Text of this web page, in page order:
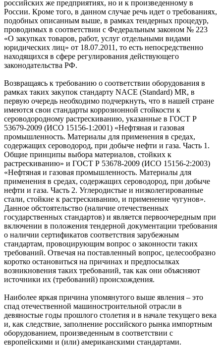
российских же предприятиях, но и к произведенному в
России. Кроме то­го, в данном случае речь идет о требованиях,
подобных описанным вы­ше, в рамках тендерных процедур,
проводимых в соответствии с Федеральным законом № 223
«О закупках товаров, работ, услуг отдельными видами
юридических лиц» от 18.07.2011, то есть непосредственно
находящихся в сфере регулирования действующего
законодательства РФ.
Возвращаясь к требованию о соответствии оборудования в
рамках таких закупок стандарту NACE (Standard) MR, в
первую очередь необходимо подчеркнуть, что в нашей стране
имеются свои стандарты коррозионной стойкости к
сероводородному растрескиванию, указанные в ГОСТ Р
53679-2009 (ИСО 15156-1:2001) «Нефтяная и газовая
промышленность. Материалы для применения в средах,
содержащих сероводород, при добыче нефти и газа. Часть 1.
Общие принципы выбора материалов, стойких к
растрескиванию» и ГОСТ Р 53678-2009 (ИСО 15156-2:2003)
«Нефтяная и газовая промышленность. Материалы для
применения в средах, содержащих сероводород, при добыче
нефти и га­за. Часть 2. Углеродистые и низколегированные
стали, стойкие к растрескиванию, и применение чугунов».
Данное обстоятельство (наличие отечественных
государственных стандартов) и является первоочередным при
включении в положения тендерной документации требования
о наличии сертификатов соответствия зарубежным
стандартам, провоцирующим вопрос о законности таких
требований. Отвечая на поставленный вопрос, целесообразно
коротко остановиться на причинах и предпосылках
возникновения таких требований, так как они объясняют
источники их (требований) происхождения.
Наиболее яркая причина упомянутого вы­ше явления – это
спад отечественной машиностроительной отрасли в
девяностые го­ды прошлого столетия и в начале текущего ве­ка
и, как следствие, заполнение российского рынка импортным
оборудованием, произведенным в соответствии с
европейскими и (или) американскими стандартами.